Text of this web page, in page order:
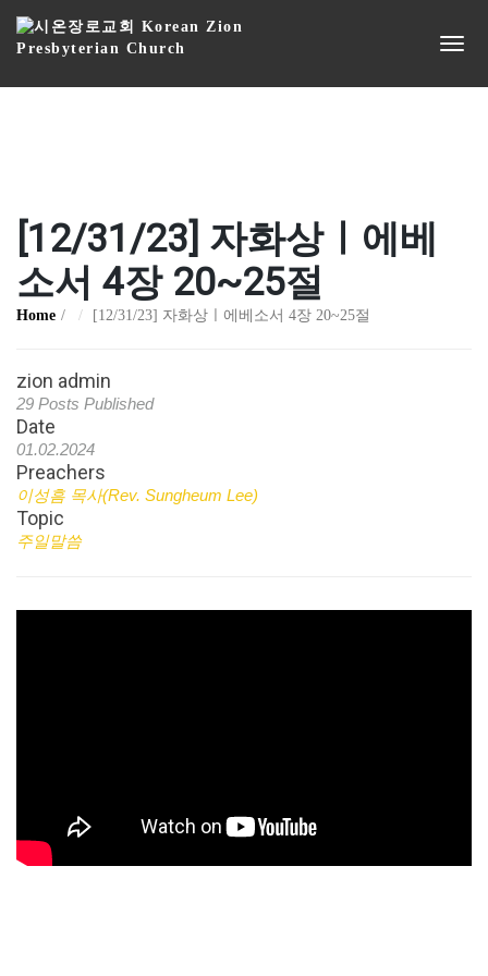
[12/31/23] 자화상ㅣ에베
소서 4장 20~25절
Home [12/31/23] 자화상ㅣ에베소서 4장 20~25절
zion admin
29 Posts Published
Date
01.02.2024
Preachers
이성흠 목사(Rev. Sungheum Lee)
Topic
주일말씀